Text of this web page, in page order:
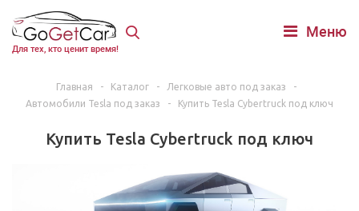
Для тех, кто ценит время!
Меню
Главная - Каталог - Легковые авто под заказ
-
Автомобили Tesla под заказ
- Купить Tesla Cybertruck под ключ
Купить Tesla Cybertruck под ключ